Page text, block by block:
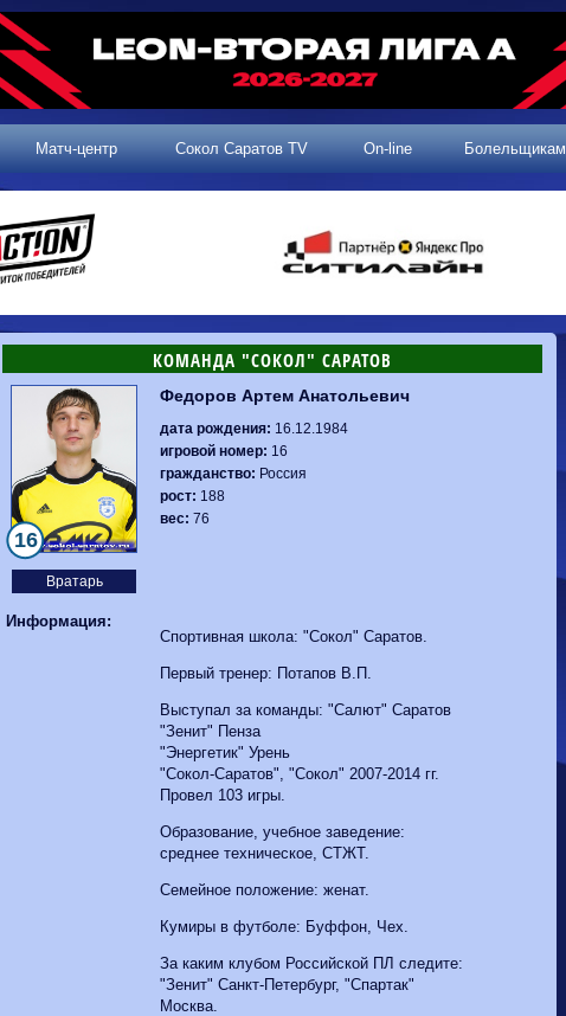
Матч-центр Сокол Саратов TV On-line Болельщикам
КОМАНДА "СОКОЛ" САРАТОВ
Вратарь
16
Федоров Артем Анатольевич
дата рождения: 16.12.1984
игровой номер: 16
гражданство: Россия
рост: 188
вес: 76
Информация:
Спортивная школа: "Сокол" Саратов.
Первый тренер: Потапов В.П.
Выступал за команды: "Салют" Саратов
"Зенит" Пенза
"Энергетик" Урень
"Сокол-Саратов", "Сокол" 2007-2014 гг.
Провел 103 игры.
Образование, учебное заведение:
среднее техническое, СТЖТ.
Семейное положение: женат.
Кумиры в футболе: Буффон, Чех.
За каким клубом Российской ПЛ следите:
"Зенит" Санкт-Петербург, "Спартак"
Москва.
2 тур, 25.07.2026
Родина-2
Динамо-
Владивосток
2 тур, 26.07.2026
0-1
Динамо
Динамо-Брянск
0-4
Волгарь
1-2
Машук-КМВ
Калуга
0-1 Сибирь
3 тур, 02.08.2026